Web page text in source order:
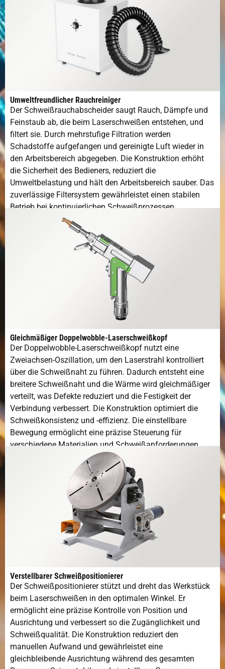
5-95%
Umweltfreundlicher Rauchreiniger
Der Schweißrauchabscheider saugt Rauch, Dämpfe und
Feinstaub ab, die beim Laserschweißen entstehen, und
filtert sie. Durch mehrstufige Filtration werden
Schadstoffe aufgefangen und gereinigte Luft wieder in
den Arbeitsbereich abgegeben. Die Konstruktion erhöht
die Sicherheit des Bedieners, reduziert die
Umweltbelastung und hält den Arbeitsbereich sauber. Das
zuverlässige Filtersystem gewährleistet einen stabilen
Betrieb bei kontinuierlichen Schweißprozessen.
Gleichmäßiger Doppelwobble-Laserschweißkopf
Der Doppelwobble-Laserschweißkopf nutzt eine
Zweiachsen-Oszillation, um den Laserstrahl kontrolliert
über die Schweißnaht zu führen. Dadurch entsteht eine
breitere Schweißnaht und die Wärme wird gleichmäßiger
verteilt, was Defekte reduziert und die Festigkeit der
Verbindung verbessert. Die Konstruktion optimiert die
Schweißkonsistenz und -effizienz. Die einstellbare
Bewegung ermöglicht eine präzise Steuerung für
verschiedene Materialien und Schweißanforderungen.
Verstellbarer Schweißpositionierer
Der Schweißpositionierer stützt und dreht das Werkstück
beim Laserschweißen in den optimalen Winkel. Er
ermöglicht eine präzise Kontrolle von Position und
Ausrichtung und verbessert so die Zugänglichkeit und
Schweißqualität. Die Konstruktion reduziert den
manuellen Aufwand und gewährleistet eine
gleichbleibende Ausrichtung während des gesamten